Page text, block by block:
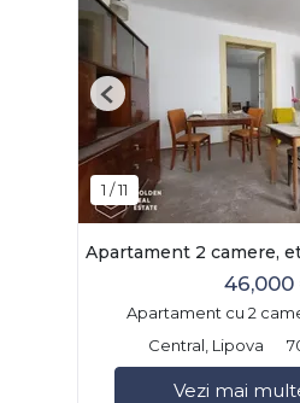
1 /11
Previous
Apartament 2 camere,
Apartament cu 2
Central, Lipova
Vezi mai